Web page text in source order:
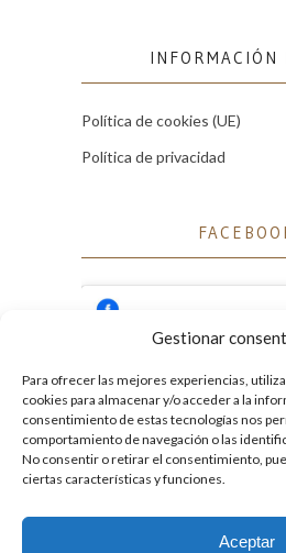
Gestionar
Para ofrecer las mejores experiencias,
cookies para almacenar y/o acceder a la
consentimiento de estas tecnologías nos
comportamiento de navegación o las
No consentir o retirar el consentimiento,
ciertas características y funciones.
Aceptar
INFORMACIÓN
Política de cookies (UE)
Política de privacidad
Facebook
Haz clic para aceptar
y permitir este